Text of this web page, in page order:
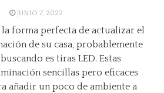
JUNIO 7, 2022
la forma perfecta de actualizar el
de su casa, probablemente
es tiras LED. Estas
sencillas pero eficaces
añadir un poco de ambiente a